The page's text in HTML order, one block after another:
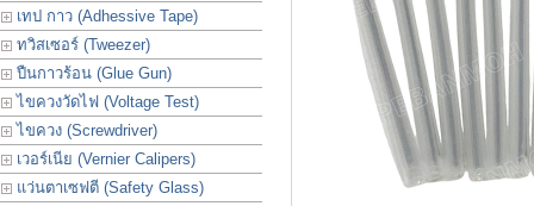
เทป กาว (Adhessive Tape)
ทวิสเซอร์ (Tweezer)
ปืนกาวร้อน (Glue Gun)
ไขควงวัดไฟ (Voltage Test)
ไขควง (Screwdriver)
เวอร์เนีย (Vernier Calipers)
แว่นตาเซฟตี (Safety Glass)